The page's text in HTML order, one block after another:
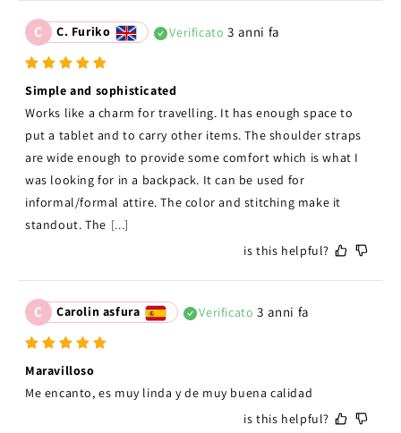
C C. Furiko Verificato 3 anni fa
Simple and sophisticated
Works like a charm for travelling. It has enough space to
put a tablet and to carry other items. The shoulder straps
are wide enough to provide some comfort which is what I
was looking for in a backpack. It can be used for
informal/formal attire. The color and stitching make it
standout. The [...]
is this helpful?
C Carolin asfura Verificato 3 anni fa
Maravilloso
Me encanto, es muy linda y de muy buena calidad
is this helpful?